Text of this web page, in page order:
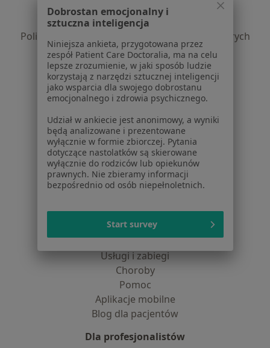
Polityka prywatności pacjentów
Polityka prywatności profesjonalistów
Polityka prywatności dla profesjonalistów, których
dane pozyskaliśmy samodzielnie
Polityka cookies
Jak działają wyniki wyszukiwania
Dostępność
Praca Rekrutujemy!
Partnerzy
Centrum prasowe
Kontakt
Dla pacjentów
Lekarze
Placówki medyczne
Pytania i odpowiedzi
Usługi i zabiegi
Choroby
Pomoc
Aplikacje mobilne
Blog dla pacjentów
Dla profesjonalistów
Dobrostan emocjonalny i
sztuczna inteligencja
Niniejsza ankieta, przygotowana przez
zespół Patient Care Doctoralia, ma na celu
lepsze zrozumienie, w jaki sposób ludzie
korzystają z narzędzi sztucznej inteligencji
jako wsparcia dla swojego dobrostanu
emocjonalnego i zdrowia psychicznego.
Udział w ankiecie jest anonimowy, a wyniki
będą analizowane i prezentowane
wyłącznie w formie zbiorczej. Pytania
dotyczące nastolatków są skierowane
wyłącznie do rodziców lub opiekunów
prawnych. Nie zbieramy informacji
bezpośrednio od osób niepełnoletnich.
Start survey